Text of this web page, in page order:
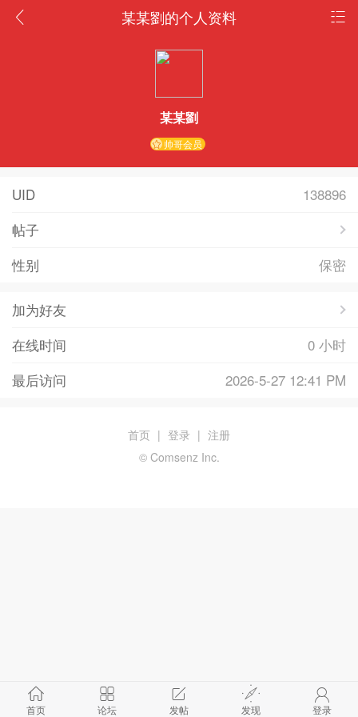
某某劉的个人资料
某某劉
帅哥会员
UID
138896
帖子
性别
保密
加为好友
在线时间
0 小时
最后访问
2026-5-27 12:41 PM
首页 论坛 发帖 发现 登录
首页 | 登录 | 注册
© Comsenz Inc.